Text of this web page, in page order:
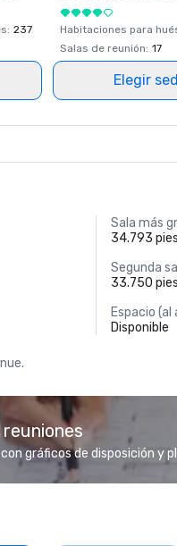
: 237
Habitaciones para
Salas de reunión: 17
Elegir
Sala más
34.793
Segunda
33.750
Espacio (al
Disponible
reuniones
gráficos de disposición y